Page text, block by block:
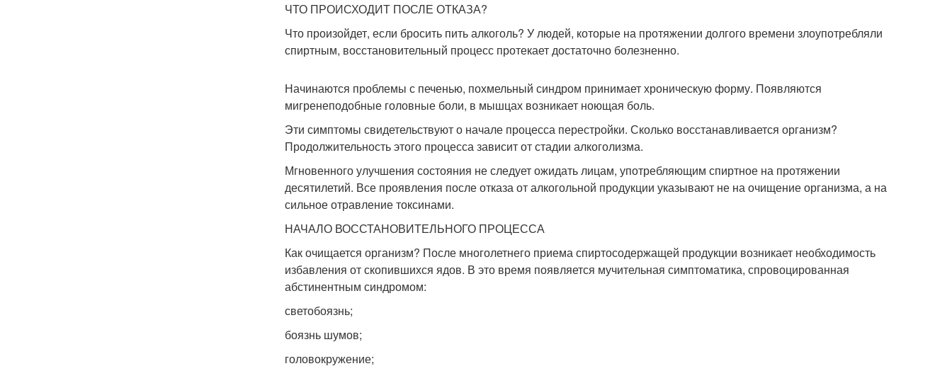
ЧТО ПРОИСХОДИТ ПОСЛЕ ОТКАЗА?
Что произойдет, если бросить пить алкоголь? У людей, которые на протяжении долгого времени злоупотребляли
спиртным, восстановительный процесс протекает достаточно болезненно.
Начинаются проблемы с печенью, похмельный синдром принимает хроническую форму. Появляются
мигренеподобные головные боли, в мышцах возникает ноющая боль.
Эти симптомы свидетельствуют о начале процесса перестройки. Сколько восстанавливается организм?
Продолжительность этого процесса зависит от стадии алкоголизма.
Мгновенного улучшения состояния не следует ожидать лицам, употребляющим спиртное на протяжении
десятилетий. Все проявления после отказа от алкогольной продукции указывают не на очищение организма, а на
сильное отравление токсинами.
НАЧАЛО ВОССТАНОВИТЕЛЬНОГО ПРОЦЕССА
Как очищается организм? После многолетнего приема спиртосодержащей продукции возникает необходимость
избавления от скопившихся ядов. В это время появляется мучительная симптоматика, спровоцированная
абстинентным синдромом:
светобоязнь;
боязнь шумов;
головокружение;